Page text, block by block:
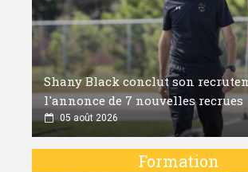
Shany Black conclut son
l'annonce de 7 nouvelles recrues
05 août 2026
Formation